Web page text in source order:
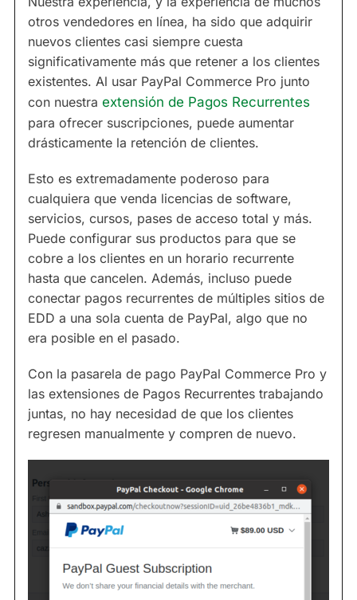
otros vendedores en línea, ha sido que adquirir
nuevos clientes casi siempre cuesta
significativamente más que retener a los clientes
existentes. Al usar PayPal Commerce Pro junto
con nuestra extensión de Pagos Recurrentes
para ofrecer suscripciones, puede aumentar
drásticamente la retención de clientes.
Esto es extremadamente poderoso para
cualquiera que venda licencias de software,
servicios, cursos, pases de acceso total y más.
Puede configurar sus productos para que se
cobre a los clientes en un horario recurrente
hasta que cancelen. Además, incluso puede
conectar pagos recurrentes de múltiples sitios de
EDD a una sola cuenta de PayPal, algo que no
era posible en el pasado.
Con la pasarela de pago PayPal Commerce Pro y
las extensiones de Pagos Recurrentes trabajando
juntas, no hay necesidad de que los clientes
regresen manualmente y compren de nuevo.